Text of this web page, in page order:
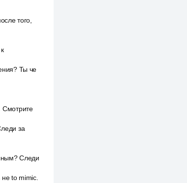
того,
Ты че
Смотрите
за
Следи
to mimic.